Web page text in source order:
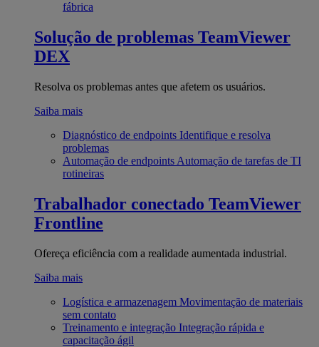
fábrica
Solução de problemas TeamViewer
DEX
Resolva os problemas antes que afetem os usuários.
Saiba mais
Diagnóstico de endpoints Identifique e resolva
problemas
Automação de endpoints Automação de tarefas de TI
rotineiras
Trabalhador conectado TeamViewer
Frontline
Ofereça eficiência com a realidade aumentada industrial.
Saiba mais
Logística e armazenagem Movimentação de materiais
sem contato
Treinamento e integração Integração rápida e
capacitação ágil